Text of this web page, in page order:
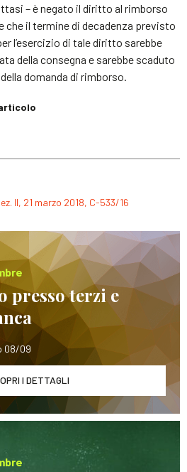
– è negato il diritto al rimborso
che il termine di decadenza previsto
l’esercizio di tale diritto sarebbe
della consegna e sarebbe scaduto
domanda di rimborso.
II, 21 marzo 2018, C-533/16
presso terzi e
08/09
I DETTAGLI